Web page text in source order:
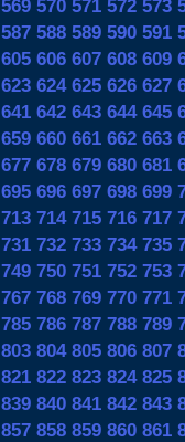
569 570 571 572 573
587 588 589 590 591
605 606 607 608 609
623 624 625 626 627
641 642 643 644 645
659 660 661 662 663
677 678 679 680 681
695 696 697 698 699
713 714 715 716 717
731 732 733 734 735
749 750 751 752 753
767 768 769 770 771
785 786 787 788 789
803 804 805 806 807
821 822 823 824 825
839 840 841 842 843
857 858 859 860 861